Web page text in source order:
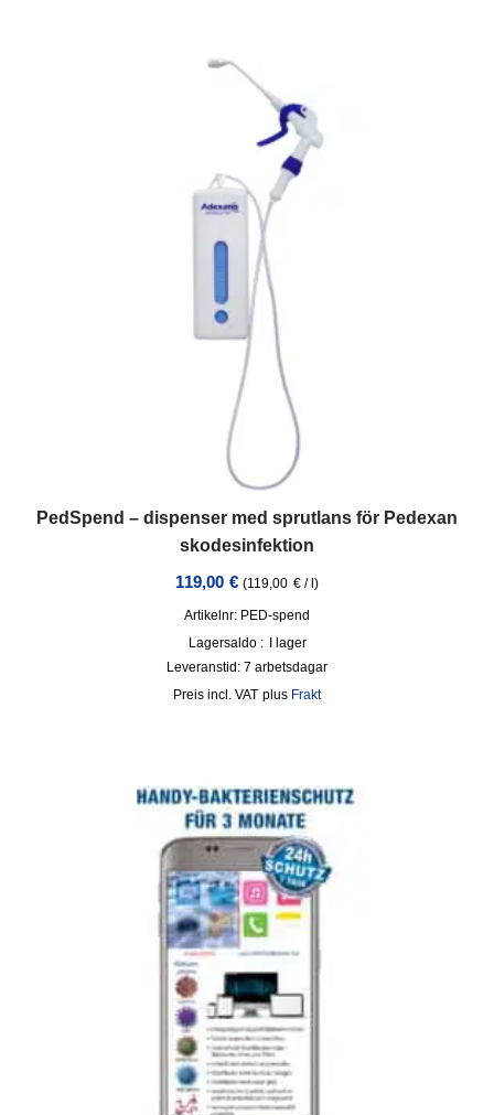
PedSpend – dispenser med sprutlans för Pedexan
skodesinfektion
119,00 € (119,00 € / )
Artikelnr: PED-spend
Lagersaldo : I lager
Leveranstid: 7 arbetsdagar
incl. VAT plus Frakt